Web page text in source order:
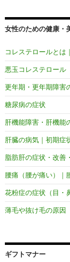
女性のための健康・
コレステロールとは
悪玉コレステロール
更年期・更年期障害
糖尿病の症状
肝機能障害・肝機能
肝臓の病気｜初期症
脂肪肝の症状・改善
腰痛（腰が痛い）｜
花粉症の症状（目・
薄毛や抜け毛の原因
ギフトマナー